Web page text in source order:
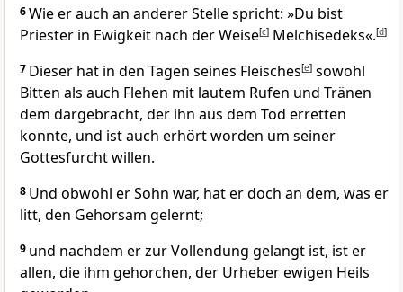
6Wie er auch an anderer Stelle spricht: »Du bist
Priester in Ewigkeit nach der Weise[c] Melchisedeks«.[d]
7 Dieser hat in den Tagen seines Fleisches[e] sowohl
Bitten als auch Flehen mit lautem Rufen und Tränen
dem dargebracht, der ihn aus dem Tod erretten
konnte, und ist auch erhört worden um seiner
Gottesfurcht willen.
8 Und obwohl er Sohn war, hat er doch an dem, was er
litt, den Gehorsam gelernt;
9 und nachdem er zur Vollendung gelangt ist, ist er
allen, die ihm gehorchen, der Urheber ewigen Heils